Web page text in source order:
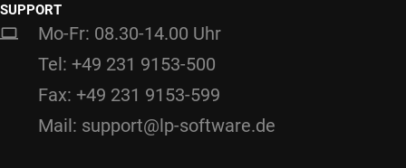
SUPPORT
Mo-Fr: 08.30-14.00 Uhr
Tel: +49 231 9153-500
Fax: +49 231 9153-599
Mail: support@lp-software.de